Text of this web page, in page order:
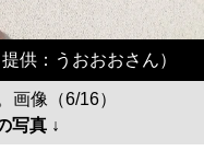
供：うおおおさん）
画像（6/16）
写真 ↓